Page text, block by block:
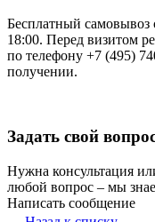
Бесплатный самовывоз
18:00. Перед визитом
по телефону +7 (495)
получении.
Задать свой
Нужна консультация
любой вопрос – мы
Написать сообщение